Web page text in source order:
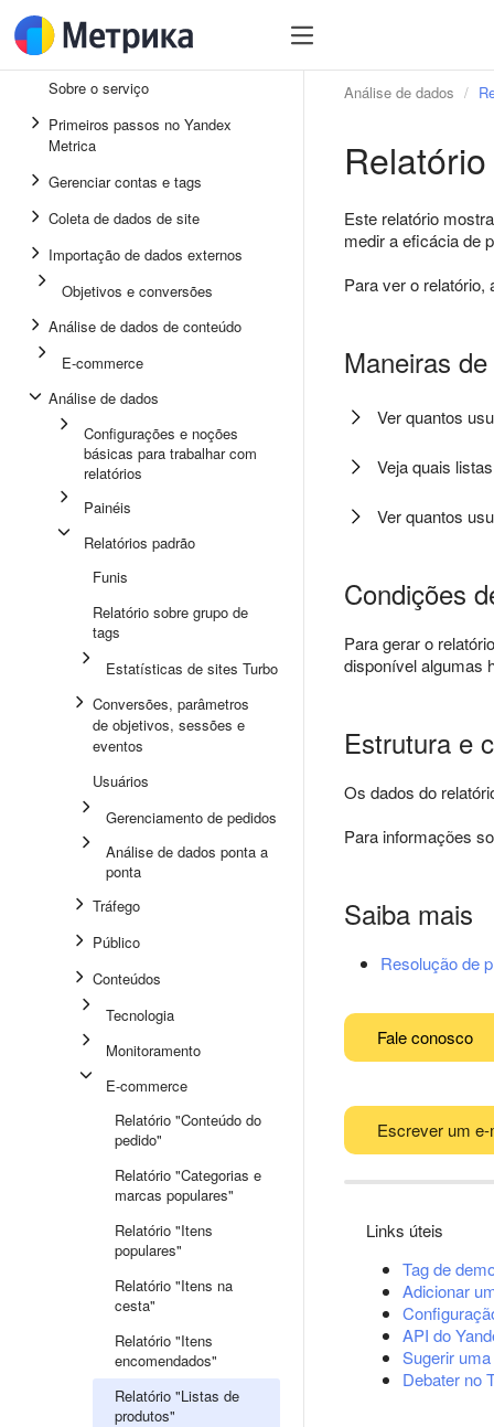
Sobre o serviço
Primeiros passos no Yandex
Metrica
Gerenciar contas e tags
Coleta de dados de site
Importação de dados externos
Objetivos e conversões
Análise de dados de conteúdo
E-commerce
Análise de dados
Configurações e noções
básicas para trabalhar com
relatórios
Painéis
Relatórios padrão
Funis
Relatório sobre grupo de
tags
Estatísticas de sites Turbo
Conversões, parâmetros
de objetivos, sessões e
eventos
Usuários
Gerenciamento de pedidos
Análise de dados ponta a
ponta
Tráfego
Público
Conteúdos
Tecnologia
Monitoramento
E-commerce
Relatório "Conteúdo do
pedido"
Relatório "Categorias e
marcas populares"
Relatório "Itens
populares"
Relatório "Itens na
cesta"
Relatório "Itens
encomendados"
Relatório "Listas de
produtos"
Análise de dados
Este relatório
medir a eficácia de
Para ver o
Maneiras
Ver quantos
Veja quais
Ver quantos
Condições
Para gerar o
disponível algumas
Estrutura e
Os dados do
Para informações
Saiba mais
Resolução de
Fale conosco
Escrever um e-
Links úteis
Tag de
Adicionar
API do
Sugerir
Debater no